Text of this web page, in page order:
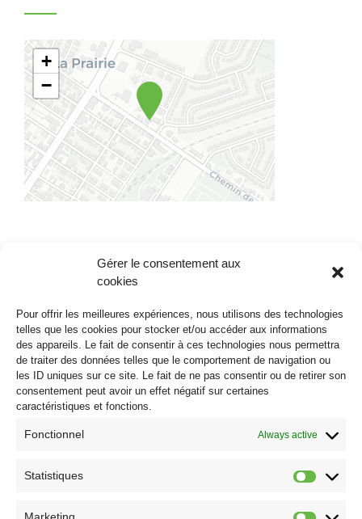
Gérer le consentement aux
cookies
Pour offrir les meilleures expériences, nous utilisons des technologies
telles que les cookies pour stocker et/ou accéder aux informations
des appareils. Le fait de consentir à ces technologies nous permettra
de traiter des données telles que le comportement de navigation ou
les ID uniques sur ce site. Le fait de ne pas consentir ou de retirer son
consentement peut avoir un effet négatif sur certaines
caractéristiques et fonctions.
Fonctionnel Always active
Statistiques
+
−
La Coop de Solidarité Santé La Prairie se donne
pour mission d’offrir des services parfois difficiles à
obtenir dans le système public mais en évitant les
coûts importants du système privé. Elle vous offre
un environnement très bien structuré et
suffisamment de personnel pour supporter ce milieu